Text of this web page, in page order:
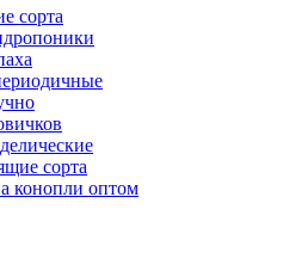
сорта
сорта
конопли оптом